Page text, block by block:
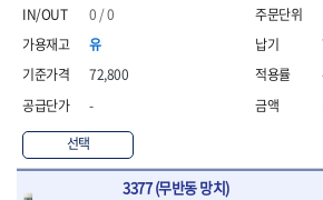
- 절연니퍼
- 절연가위
- 절연비트
- 절연라쳇렌치
- 절연라쳇렌치세트
- 절연볼트커터
0 / 0
유
72,800
-
선택
3377 (무반동 망치)